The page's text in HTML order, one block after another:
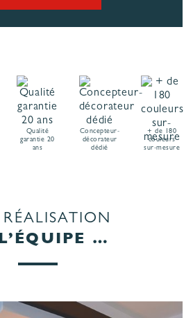
Qualité
garantie 20
ans
Concepteur-
décorateur
dédié
+ de 180
couleurs
sur-mesure
…